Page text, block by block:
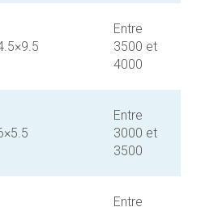
Entre
3500 et
4000
Entre
3000 et
3500
Entre